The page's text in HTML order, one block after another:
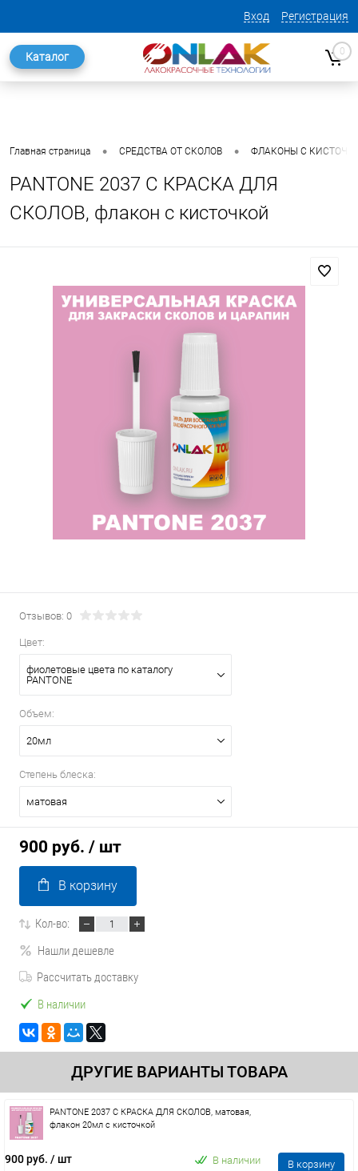
Вход Регистрация
Каталог 0
Главная страница • СРЕДСТВА ОТ СКОЛОВ • ФЛАКОНЫ С
PANTONE 2037 C КРАСКА ДЛЯ
СКОЛОВ, флакон с кисточкой
Отзывов: 0
Цвет:
фиолетовые цвета по каталогу
PANTONE
Объем:
20мл
Степень блеска:
матовая
900 руб. / шт
В корзину
Кол-во:
Нашли дешевле
Рассчитать доставку
В наличии
ДРУГИЕ ВАРИАНТЫ ТОВАРА
PANTONE 2037 C КРАСКА ДЛЯ СКОЛОВ, матовая,
флакон 20мл с кисточкой
900 руб. / шт В наличии В корзину